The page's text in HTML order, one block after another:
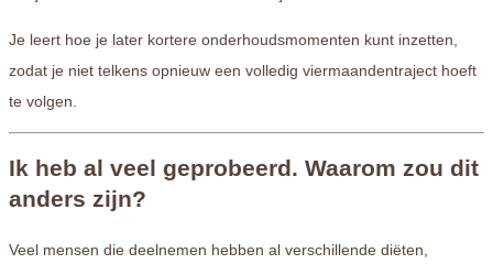
Je leert hoe je later kortere onderhoudsmomenten kunt inzetten,
zodat je niet telkens opnieuw een volledig viermaandentraject hoeft
te volgen.
Ik heb al veel geprobeerd. Waarom zou dit
anders zijn?
Veel mensen die deelnemen hebben al verschillende diëten,